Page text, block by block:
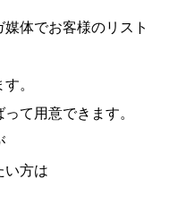
体でお客様のリスト
。
て用意できます。
い方は